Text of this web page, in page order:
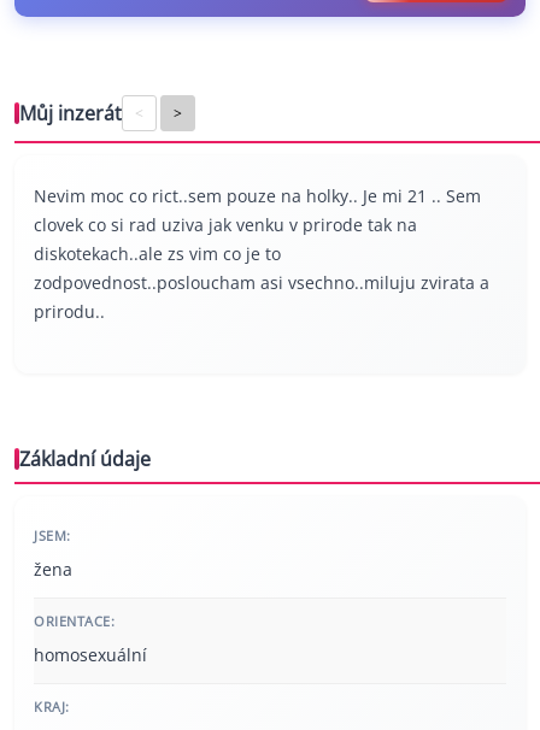
Můj inzerát < >
Nevim moc co rict..sem pouze na holky.. Je mi 21 .. Sem
clovek co si rad uziva jak venku v prirode tak na
diskotekach..ale zs vim co je to
zodpovednost..posloucham asi vsechno..miluju zvirata a
prirodu..
Základní údaje
JSEM:
žena
ORIENTACE:
homosexuální
KRAJ: